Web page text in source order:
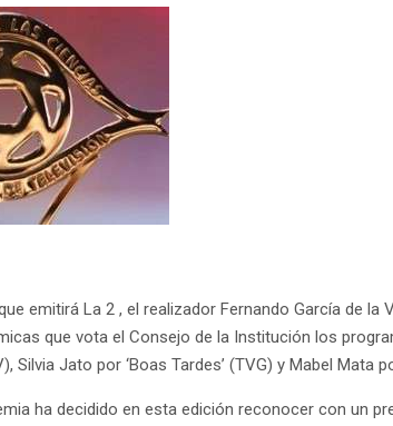
emitirá La 2 , el realizador Fernando García de
que vota el Consejo de la Institución los
Silvia Jato por ‘Boas Tardes’ (TVG) y Mabel Mata
ha decidido en esta edición reconocer con un